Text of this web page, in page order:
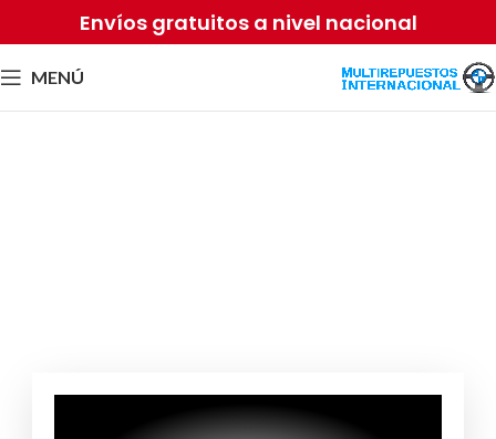
Envíos gratuitos a nivel nacional
MENÚ